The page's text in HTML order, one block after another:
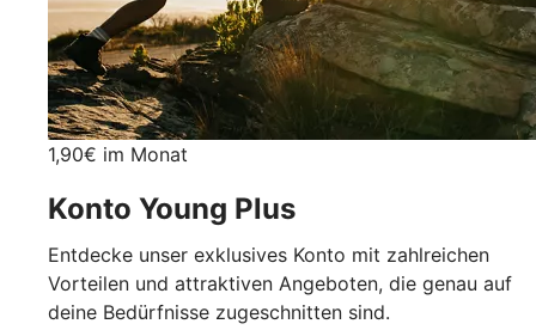
1,90€ im Monat
Konto Young Plus
Entdecke unser exklusives Konto mit zahlreichen
Vorteilen und attraktiven Angeboten, die genau auf
deine Bedürfnisse zugeschnitten sind.